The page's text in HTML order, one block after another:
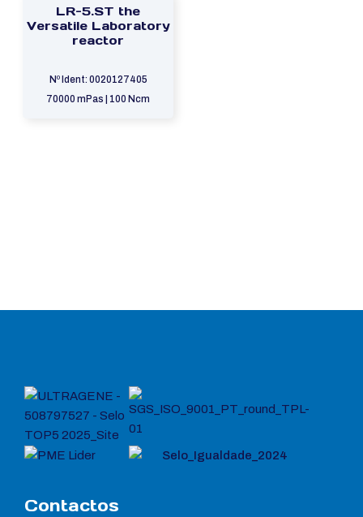
LR-5.ST the
Versatile Laboratory
reactor
Nº Ident: 0020127405
70000 mPas | 100 Ncm
Contactos